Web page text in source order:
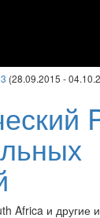
(28.09.2015 -
Africa и другие